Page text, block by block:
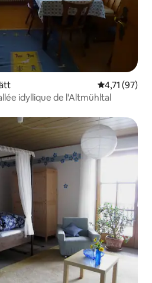
Évaluation
4,71 (97)
idyllique de l'Altmühltal